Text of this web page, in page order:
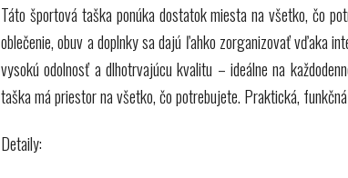
Táto športová taška ponúka dostatok miesta na všetko, čo
oblečenie, obuv a doplnky sa dajú ľahko zorganizovať vďaka
vysokú odolnosť a dlhotrvajúcu kvalitu – ideálne na
taška má priestor na všetko, čo potrebujete. Praktická,
Detaily: